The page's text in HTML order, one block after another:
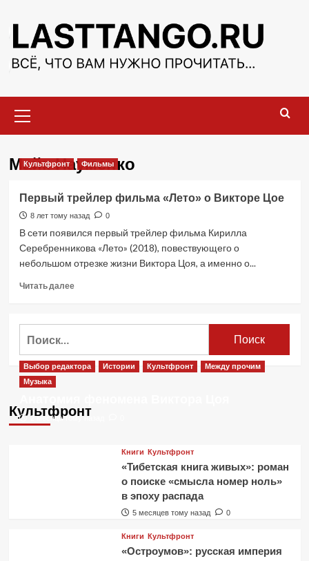
содержимому
меню
Майк Науменко
Культфронт Фильмы
Первый трейлер фильма «Лето» о Викторе Цое
8 лет тому назад 0
В сети появился первый трейлер фильма Кирилла
Серебренникова «Лето» (2018), повествующего о
небольшом отрезке жизни Виктора Цоя, а именно о...
Читать далееПрочитать
Первый
«Лето»
о
Культфронт
Выбор редактора Истории Культфронт
Между прочим
Музыка
2 месяца тому назад
Книги Культфронт
«Тибетская книга живых»: роман
о поиске «смысла номер ноль»
в эпоху распада
5 месяцев тому назад 0
Книги Культфронт
«Остроумов»: русская империя